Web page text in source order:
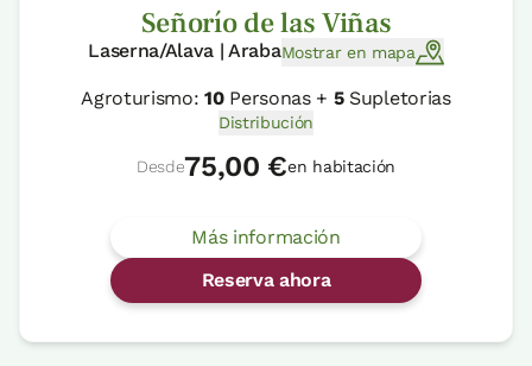
Señorío de las Viñas
Laserna/Alava | ArabaMostrar en mapa
Agroturismo:10Personas + 5Supletorias
Distribución
Desde75,00 €en habitación
Más información
Reserva ahora